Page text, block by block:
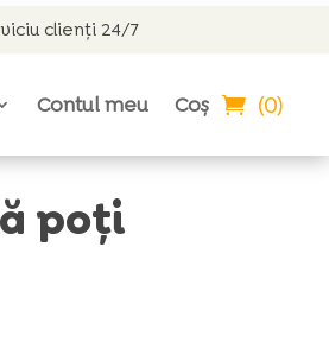
clienți 24/7
Contul meu Coș (0)
poți